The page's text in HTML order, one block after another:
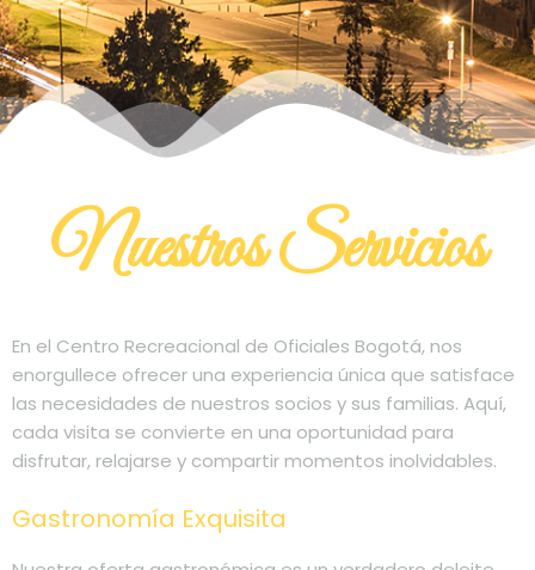
Nuestros Servicios
En el Centro Recreacional de Oficiales Bogotá, nos
enorgullece ofrecer una experiencia única que satisface
las necesidades de nuestros socios y sus familias. Aquí,
cada visita se convierte en una oportunidad para
disfrutar, relajarse y compartir momentos inolvidables.
Gastronomía Exquisita